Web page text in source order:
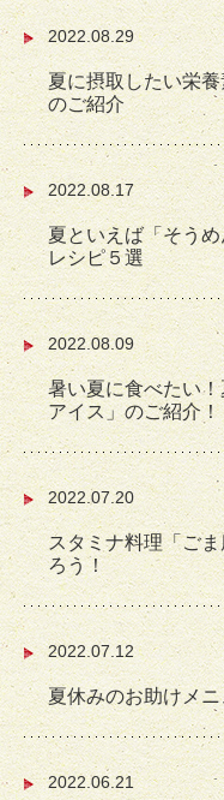
2022.08.29
夏に摂取したい栄
のご紹介
2022.08.17
夏といえば「そう
レシピ５選
2022.08.09
暑い夏に食べたい
アイス」のご紹介！
2022.07.20
スタミナ料理「ご
ろう！
2022.07.12
夏休みのお助けメ
2022.06.21